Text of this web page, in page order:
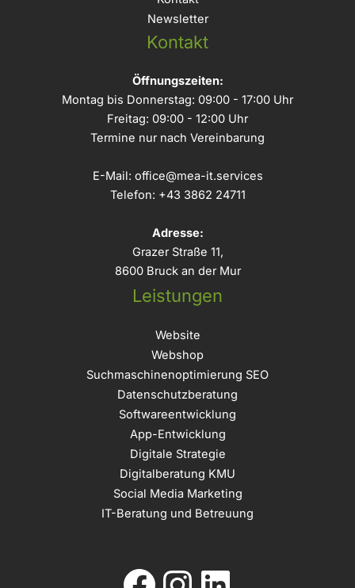
Newsletter
Kontakt
Öffnungszeiten:
Montag bis Donnerstag: 09:00 - 17:00 Uhr
Freitag: 09:00 - 12:00 Uhr
Termine nur nach Vereinbarung
E-Mail: office@mea-it.services
Telefon: +43 3862 24711
Adresse:
Grazer Straße 11,
8600 Bruck an der Mur
Leistungen
Website
Webshop
Suchmaschinenoptimierung SEO
Datenschutzberatung
Softwareentwicklung
App-Entwicklung
Digitale Strategie
Digitalberatung KMU
Social Media Marketing
IT-Beratung und Betreuung